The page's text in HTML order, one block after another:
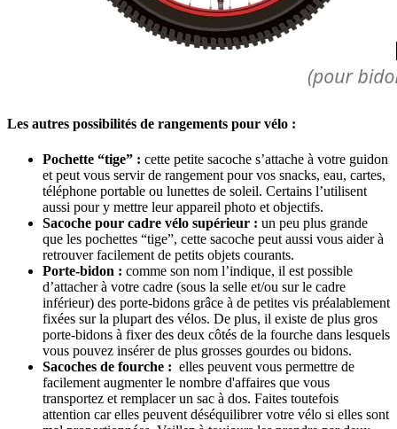
Les autres possibilités de rangements pour vélo :
Pochette “tige” : cette petite sacoche s’attache à votre guidon
et peut vous servir de rangement pour vos snacks, eau, cartes,
téléphone portable ou lunettes de soleil. Certains l’utilisent
aussi pour y mettre leur appareil photo et objectifs.
Sacoche pour cadre vélo supérieur : un peu plus grande
que les pochettes “tige”, cette sacoche peut aussi vous aider à
retrouver facilement de petits objets courants.
Porte-bidon : comme son nom l’indique, il est possible
d’attacher à votre cadre (sous la selle et/ou sur le cadre
inférieur) des porte-bidons grâce à de petites vis préalablement
fixées sur la plupart des vélos. De plus, il existe de plus gros
porte-bidons à fixer des deux côtés de la fourche dans lesquels
vous pouvez insérer de plus grosses gourdes ou bidons.
Sacoches de fourche : elles peuvent vous permettre de
facilement augmenter le nombre d'affaires que vous
transportez et remplacer un sac à dos. Faites toutefois
attention car elles peuvent déséquilibrer votre vélo si elles sont